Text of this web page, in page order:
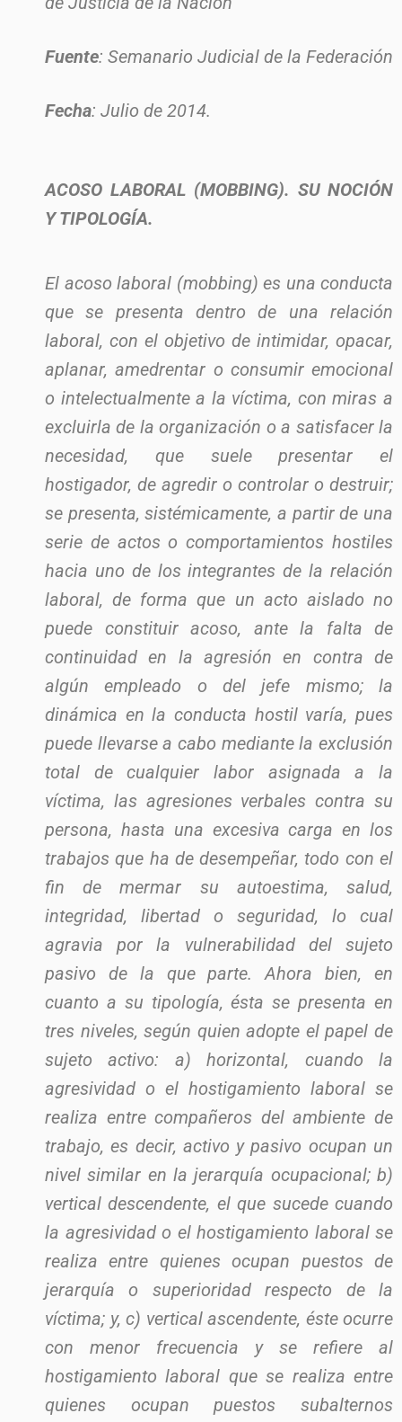
Fuente: Semanario Judicial de la Federación
Fecha: Julio de 2014.
ACOSO LABORAL (MOBBING). SU NOCIÓN
Y TIPOLOGÍA.
El acoso laboral (mobbing) es una conducta
que se presenta dentro de una relación
laboral, con el objetivo de intimidar, opacar,
aplanar, amedrentar o consumir emocional
o intelectualmente a la víctima, con miras a
excluirla de la organización o a satisfacer la
necesidad, que suele presentar el
hostigador, de agredir o controlar o destruir;
se presenta, sistémicamente, a partir de una
serie de actos o comportamientos hostiles
hacia uno de los integrantes de la relación
laboral, de forma que un acto aislado no
puede constituir acoso, ante la falta de
continuidad en la agresión en contra de
algún empleado o del jefe mismo; la
dinámica en la conducta hostil varía, pues
puede llevarse a cabo mediante la exclusión
total de cualquier labor asignada a la
víctima, las agresiones verbales contra su
persona, hasta una excesiva carga en los
trabajos que ha de desempeñar, todo con el
fin de mermar su autoestima, salud,
integridad, libertad o seguridad, lo cual
agravia por la vulnerabilidad del sujeto
pasivo de la que parte. Ahora bien, en
cuanto a su tipología, ésta se presenta en
tres niveles, según quien adopte el papel de
sujeto activo: a) horizontal, cuando la
agresividad o el hostigamiento laboral se
realiza entre compañeros del ambiente de
trabajo, es decir, activo y pasivo ocupan un
nivel similar en la jerarquía ocupacional; b)
vertical descendente, el que sucede cuando
la agresividad o el hostigamiento laboral se
realiza entre quienes ocupan puestos de
jerarquía o superioridad respecto de la
víctima; y, c) vertical ascendente, éste ocurre
con menor frecuencia y se refiere al
hostigamiento laboral que se realiza entre
quienes ocupan puestos subalternos